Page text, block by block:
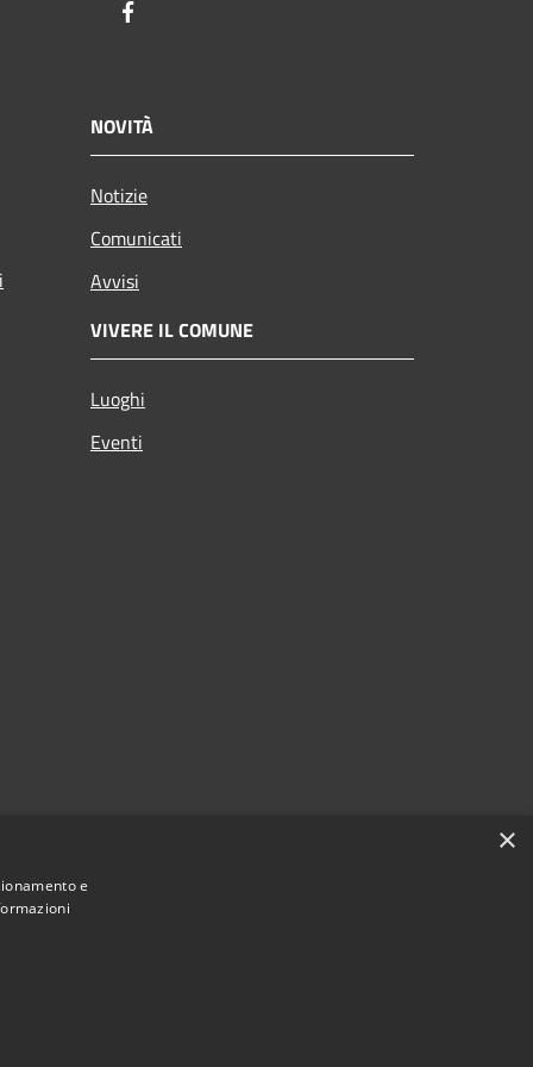
NOVITÀ
Notizie
Comunicati
Avvisi
VIVERE IL COMUNE
Luoghi
Eventi
×
e